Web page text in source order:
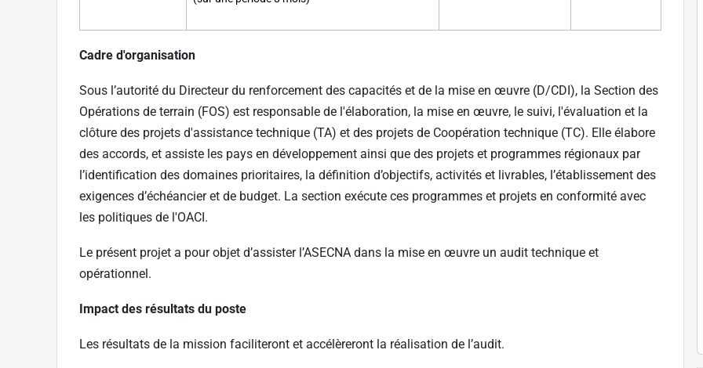
Cadre d'organisation
Sous l’autorité du Directeur du renforcement des capacités et de la mise en œuvre (D/CDI), la Section des
Opérations de terrain (FOS) est responsable de l'élaboration, la mise en œuvre, le suivi, l'évaluation et la
clôture des projets d'assistance technique (TA) et des projets de Coopération technique (TC). Elle élabore
des accords, et assiste les pays en développement ainsi que des projets et programmes régionaux par
l’identification des domaines prioritaires, la définition d’objectifs, activités et livrables, l’établissement des
exigences d’échéancier et de budget. La section exécute ces programmes et projets en conformité avec
les politiques de l'OACI.
Le présent projet a pour objet d’assister l’ASECNA dans la mise en œuvre un audit technique et
opérationnel.
Impact des résultats du poste
Les résultats de la mission faciliteront et accélèreront la réalisation de l’audit.